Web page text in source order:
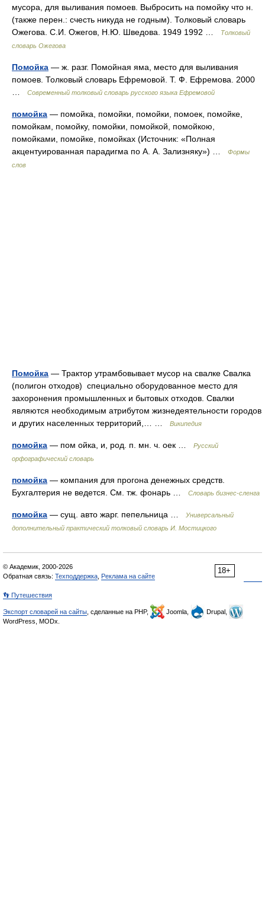
мусора, для выливания помоев. Выбросить на помойку что н.
(также перен.: счесть никуда не годным). Толковый словарь
Ожегова. С.И. Ожегов, Н.Ю. Шведова. 1949 1992 …
Толковый
словарь Ожегова
Помойка — ж. разг. Помойная яма, место для выливания
помоев. Толковый словарь Ефремовой. Т. Ф. Ефремова. 2000
Современный толковый словарь русского языка Ефремовой
помойка — помойка, помойки, помойки, помоек, помойке,
помойкам, помойку, помойки, помойкой, помойкою,
помойками, помойке, помойках (Источник: «Полная
акцентуированная парадигма по А. А. Зализняку») …
Формы
слов
Помойка — Трактор утрамбовывает мусор на свалке Свалка
(полигон отходов) специально оборудованное место для
захоронения промышленных и бытовых отходов. Свалки
являются необходимым атрибутом жизнедеятельности городов
и других населенных территорий,… …
Википедия
помойка — пом ойка, и, род. п. мн. ч. оек …
Русский
орфографический словарь
помойка — компания для прогона денежных средств.
Бухгалтерия не ведется. См. тж. фонарь …
Словарь бизнес-сленга
помойка — сущ. авто жарг. пепельница …
Универсальный
дополнительный практический толковый словарь И. Мостицкого
18+
© Академик, 2000-2026
Обратная связь: Техподдержка Реклама на сайте
👣 Путешествия
Экспорт словарей на сайты , сделанные на PHP, Joomla,
Drupal,
WordPress, MODx.